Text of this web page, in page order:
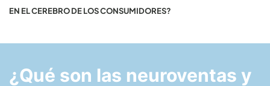
EN EL CEREBRO DE LOS CONSUMIDORES?
¿Qué son las neuroventas y